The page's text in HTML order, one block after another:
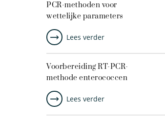
PCR-methoden voor
wettelijke parameters
Lees verder
Voorbereiding RT-PCR-
methode enterococcen
Lees verder